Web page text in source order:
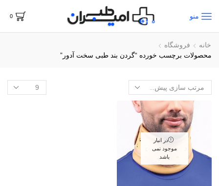
منو 0
خانه
فروشگاه
محصولات برچسب خورده “گردن بند طبی سخت آدور”
در انبار
موجود نمی
باشد